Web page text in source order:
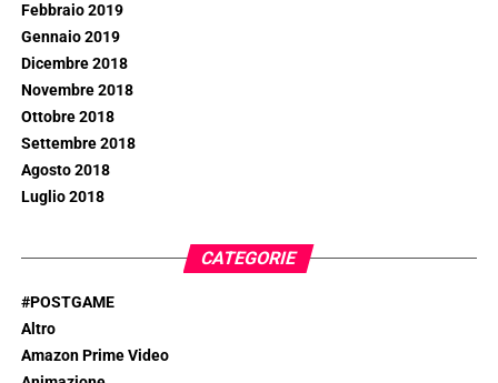
Febbraio 2019
Gennaio 2019
Dicembre 2018
Novembre 2018
Ottobre 2018
Settembre 2018
Agosto 2018
Luglio 2018
CATEGORIE
#POSTGAME
Altro
Amazon Prime Video